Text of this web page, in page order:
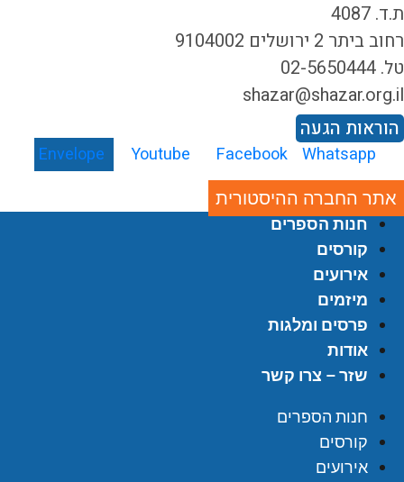
4087
ביתר 2 ירושלים 9104002
הגעה
Envelope Youtube Facebook Whatsapp
אתר החברה ההיסטורית
חנות הספרים
קורסים
אירועים
מיזמים
פרסים ומלגות
אודות
שזר – צרו קשר
חנות הספרים
קורסים
אירועים